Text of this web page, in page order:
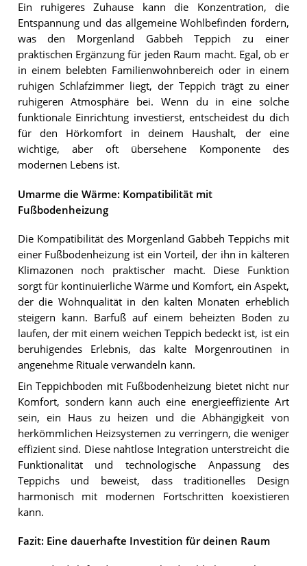
Ein ruhigeres Zuhause kann die Konzentration, die
Entspannung und das allgemeine Wohlbefinden fördern,
was den Morgenland Gabbeh Teppich zu einer
praktischen Ergänzung für jeden Raum macht. Egal, ob er
in einem belebten Familienwohnbereich oder in einem
ruhigen Schlafzimmer liegt, der Teppich trägt zu einer
ruhigeren Atmosphäre bei. Wenn du in eine solche
funktionale Einrichtung investierst, entscheidest du dich
für den Hörkomfort in deinem Haushalt, der eine
wichtige, aber oft übersehene Komponente des
modernen Lebens ist.
Umarme die Wärme: Kompatibilität mit
Fußbodenheizung
Die Kompatibilität des Morgenland Gabbeh Teppichs mit
einer Fußbodenheizung ist ein Vorteil, der ihn in kälteren
Klimazonen noch praktischer macht. Diese Funktion
sorgt für kontinuierliche Wärme und Komfort, ein Aspekt,
der die Wohnqualität in den kalten Monaten erheblich
steigern kann. Barfuß auf einem beheizten Boden zu
laufen, der mit einem weichen Teppich bedeckt ist, ist ein
beruhigendes Erlebnis, das kalte Morgenroutinen in
angenehme Rituale verwandeln kann.
Ein Teppichboden mit Fußbodenheizung bietet nicht nur
Komfort, sondern kann auch eine energieeffiziente Art
sein, ein Haus zu heizen und die Abhängigkeit von
herkömmlichen Heizsystemen zu verringern, die weniger
effizient sind. Diese nahtlose Integration unterstreicht die
Funktionalität und technologische Anpassung des
Teppichs und beweist, dass traditionelles Design
harmonisch mit modernen Fortschritten koexistieren
kann.
Fazit: Eine dauerhafte Investition für deinen Raum